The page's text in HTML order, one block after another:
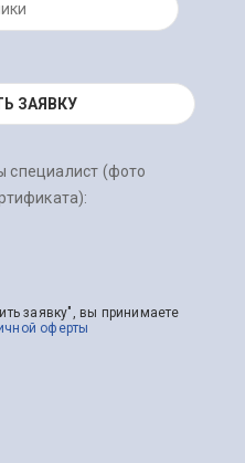
специалист (фото
заявку", вы принимаете
оферты